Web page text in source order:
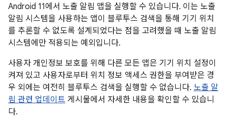
Android 11에서 노출 알림 앱을 실행할 수 있습니다. 이는 노출
알림 시스템을 사용하는 앱이 블루투스 검색을 통해 기기 위치
를 추론할 수 없도록 설계되었다는 점을 고려했을 때 노출 알림
시스템에만 적용되는 예외입니다.
사용자 개인정보 보호를 위해 다른 모든 앱은 기기 위치 설정이
켜져 있고 사용자로부터 위치 정보 액세스 권한을 부여받은 경
우 외에는 여전히 블루투스 검색을 실행할 수 없습니다. 노출 알
림 관련 업데이트 게시물에서 자세한 내용을 확인할 수 있습니
다.